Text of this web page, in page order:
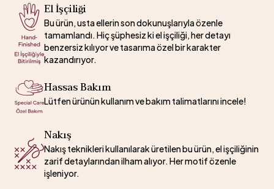
El İşçiliği
Bu ürün, usta ellerin son dokunuşlarıyla özenle
tamamlandı. Hiç şüphesiz ki el işçiliği, her detayı
benzersiz kılıyor ve tasarıma özel bir karakter
kazandırıyor.
Hassas Bakım
Lütfen ürünün kullanım ve bakım talimatlarını incele!
Nakış
Nakış teknikleri kullanılarak üretilen bu ürün, el işçiliğinin
zarif detaylarından ilham alıyor. Her motif özenle
işleniyor.